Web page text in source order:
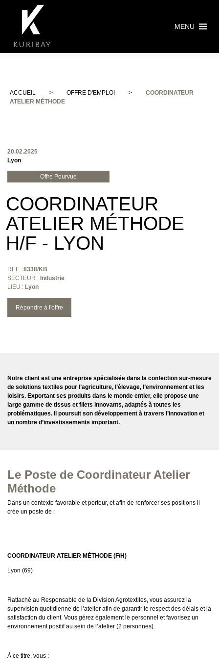
MENU
ACCUEIL > OFFRE D'EMPLOI >
COORDINATEUR
ATELIER MÉTHODE
20.02.2025
Lyon
Offre Pourvue
COORDINATEUR
ATELIER MÉTHODE
H/F - LYON
REF : 8338/KB
SECTEUR : Industrie
LIEU : Lyon
Répondre à l'offre
Notre client est une entreprise spécialisée dans la confection sur-mesure
de solutions textiles pour l’agriculture, l’élevage, l’environnement et les
loisirs. Exportant ses produits dans le monde entier, elle propose une
large gamme de tissus et filets innovants, adaptés à toutes les
problématiques. Il poursuit son développement à travers l’innovation et
un nombre d’investissements important.
Le Poste de Coordinateur Atelier
Méthode
Dans un contexte favorable et porteur, et afin de renforcer ses positions il
crée un poste de :
COORDINATEUR ATELIER MÉTHODE (F/H)
Lyon (69)
Rattaché au Responsable de la Division Agrotextiles, vous assurez la
supervision quotidienne de l’atelier afin de garantir le respect des délais et la
satisfaction du client. Vous gérez également le personnel et favorisez un
environnement positif au sein de l’atelier (2 personnes).
À ce titre, vous :